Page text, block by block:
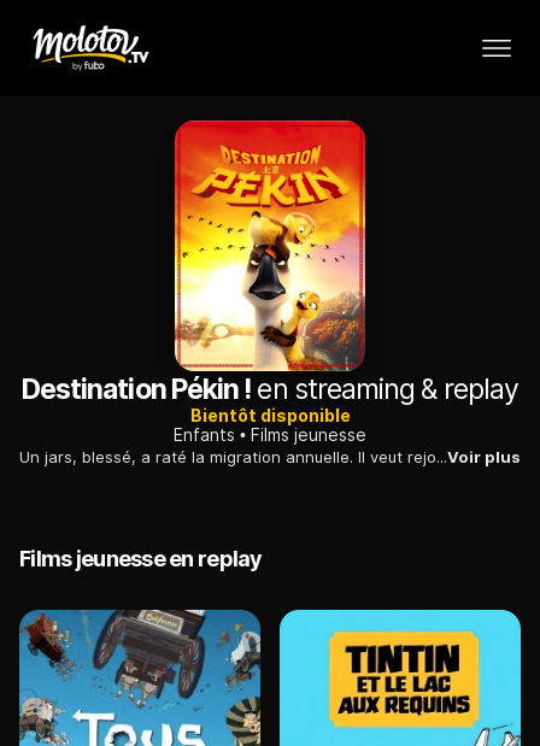
Destination Pékin ! en streaming & replay
Bientôt disponible
Enfants
Films jeunesse
Un jars, blessé, a raté la migration annuelle. Il veut rejoindre ses congénères après un voyage périlleux à pied, accompagné par deux canetons facétieux...Voir plus
Films jeunesse en replay